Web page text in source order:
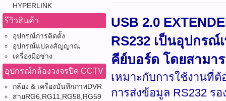
HYPERLINK
รีวิวสินค้า
อุปกรณ์การติดตั้ง
อุปกรณ์แปลงสัญญาณ
เครื่องมือช่าง
อุปกรณ์กล้องวงจรปิด CCTV
กล้อง & เครื่องบันทึกภาพDVR
สายRG6,RG11,RG58,RG59
USB 2.0
RS232 เป็นอุปกรณ์
คีย์บอร์ด โดยสามา
เหมาะกับการใช้งานที่ต้
การส่งข้อมูล RS232 ร